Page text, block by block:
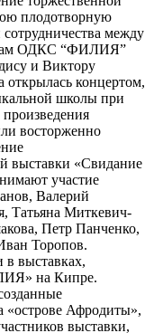
плодотворную
между
ОДКС “ФИЛИЯ”
и Виктору
открылась концертом,
школы при
восторженно
выставки «Свидание
участие
Валерий
Татьяна Миткевич-
Петр Панченко,
Торопов.
в выставках,
на Кипре.
«острове Афродиты»,
выставки,